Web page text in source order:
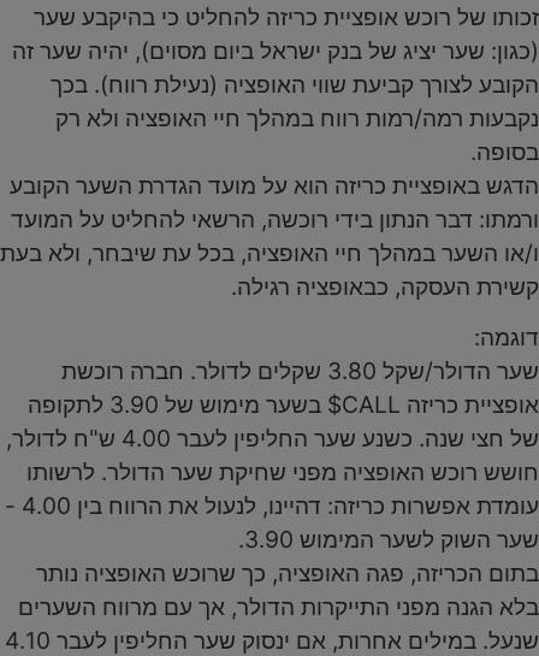
זכותו של רוכש אופציית כריזה להחליט כי בהיקבע שער
(כגון: שער יציג של בנק ישראל ביום מסוים), יהיה שער זה
הקובע לצורך קביעת שווי האופציה (נעילת רווח). בכך
נקבעות רמה/רמות רווח במהלך חיי האופציה ולא רק
בסופה.
הדגש באופציית כריזה הוא על מועד הגדרת השער הקובע
ורמתו: דבר הנתון בידי רוכשה, הרשאי להחליט על המועד
ו/או השער במהלך חיי האופציה, בכל עת שיבחר, ולא בעת
קשירת העסקה, כבאופציה רגילה.
דוגמה:
שער הדולר/שקל 3.80 שקלים לדולר. חברה רוכשת
אופציית כריזה CALL$ בשער מימוש של 3.90 לתקופה
של חצי שנה. כשנע שער החליפין לעבר 4.00 ש"ח לדולר,
חושש רוכש האופציה מפני שחיקת שער הדולר. לרשותו
עומדת אפשרות כריזה: דהיינו, לנעול את הרווח בין 4.00 -
שער השוק לשער המימוש 3.90.
בתום הכריזה, פגה האופציה, כך שרוכש האופציה נותר
בלא הגנה מפני התייקרות הדולר, אך עם מרווח השערים
שנעל. במילים אחרות, אם ינסוק שער החליפין לעבר 4.10